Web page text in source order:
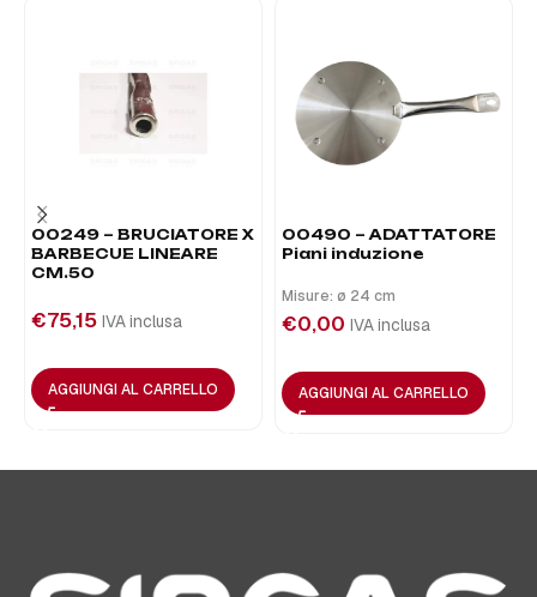
00249 – BRUCIATORE X
BARBECUE LINEARE
CM.50
€75,15 IVA inclusa
AGGIUNGI AL CARRELLO
00490 – ADATTATORE
Piani induzione
Misure: ø 24 cm
€0,00 IVA inclusa
AGGIUNGI AL CARRELLO